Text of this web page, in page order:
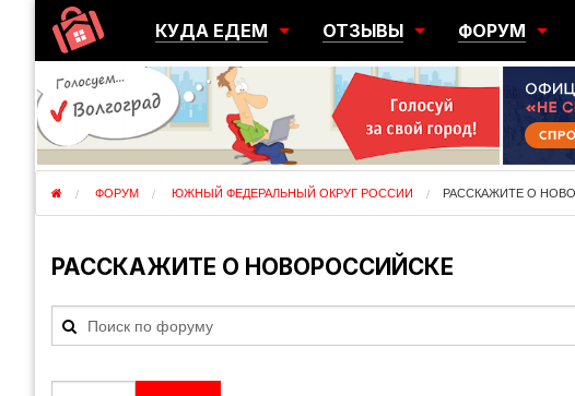
КУДА ЕДЕМ
ГОРОДА
РЕГИОНЫ
ОТЗЫВЫ
ПЕРЕЕЗДЫ
ЭМИГРАЦИЯ
ФОРУМ
ЮЖНЫЙ
ФОРУМ ЮЖНЫЙ ФЕДЕРАЛЬНЫЙ ОКРУГ РОССИИ РАССКАЖИТЕ О
РАССКАЖИТЕ О НОВОРОССИЙСКЕ